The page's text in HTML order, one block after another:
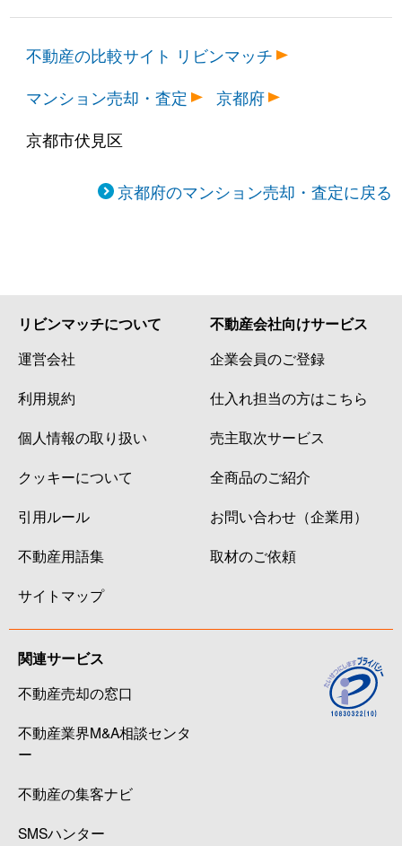
不動産の比較サイト リビンマッチ
マンション売却・査定
京都府
京都市伏見区
京都府のマンション売却・査定に戻る
リビンマッチについて
運営会社
利用規約
個人情報の取り扱い
クッキーについて
引用ルール
不動産用語集
サイトマップ
不動産会社向けサービス
企業会員のご登録
仕入れ担当の方はこちら
売主取次サービス
全商品のご紹介
お問い合わせ（企業用）
取材のご依頼
関連サービス
不動産売却の窓口
不動産業界M&A相談センタ
ー
不動産の集客ナビ
SMSハンター